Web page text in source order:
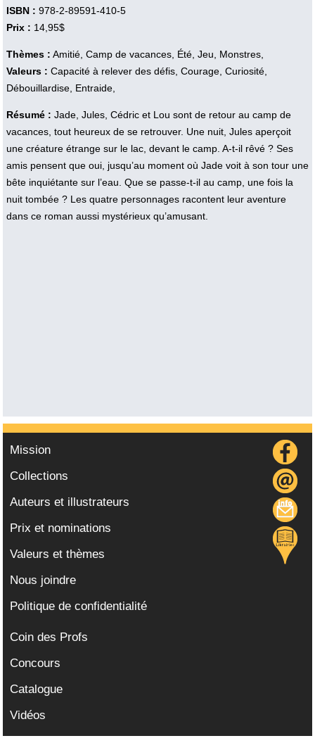
ISBN : 978-2-89591-410-5
Prix : 14,95$
Thèmes : Amitié, Camp de vacances, Été, Jeu, Monstres,
Valeurs : Capacité à relever des défis, Courage, Curiosité,
Débouillardise, Entraide,
Résumé : Jade, Jules, Cédric et Lou sont de retour au camp de
vacances, tout heureux de se retrouver. Une nuit, Jules aperçoit
une créature étrange sur le lac, devant le camp. A-t-il rêvé ? Ses
amis pensent que oui, jusqu’au moment où Jade voit à son tour une
bête inquiétante sur l’eau. Que se passe-t-il au camp, une fois la
nuit tombée ? Les quatre personnages racontent leur aventure
dans ce roman aussi mystérieux qu’amusant.
Mission
Collections
Auteurs et illustrateurs
Prix et nominations
Valeurs et thèmes
Nous joindre
Politique de confidentialité
Coin des Profs
Concours
Catalogue
Vidéos